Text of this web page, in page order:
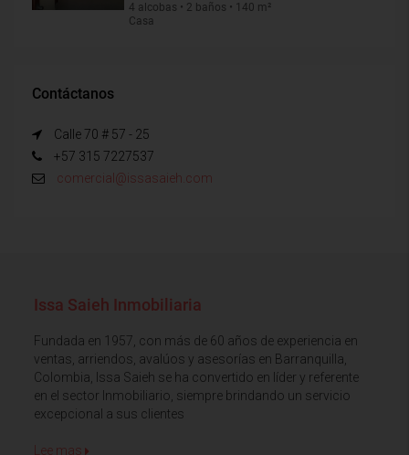
4 alcobas • 2 baños • 140 m²
Casa
Contáctanos
Calle 70 # 57 - 25
+57 315 7227537
comercial@issasaieh.com
Issa Saieh Inmobiliaria
Fundada en 1957, con más de 60 años de experiencia en
ventas, arriendos, avalúos y asesorías en Barranquilla,
Colombia, Issa Saieh se ha convertido en líder y referente
en el sector Inmobiliario, siempre brindando un servicio
excepcional a sus clientes
Lee mas